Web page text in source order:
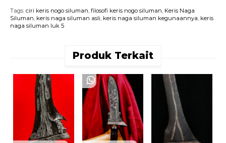
Tags: ciri keris nogo siluman, filosofi keris nogo siluman, Keris Naga
Siluman, keris naga siluman asli, keris naga siluman kegunaannya, keris
naga siluman luk 5
Produk Terkait